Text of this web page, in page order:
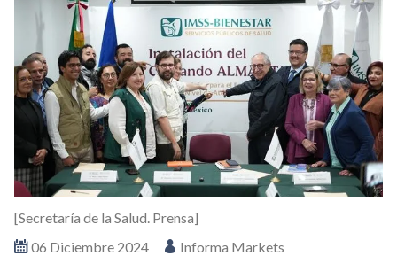
06 Diciembre 2024 Informa Markets
[Secretaría de la Salud. Prensa]